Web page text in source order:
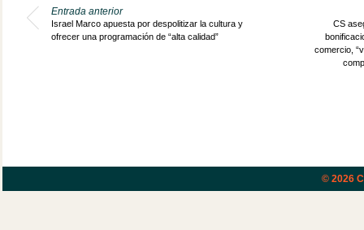
Entrada anterior
Israel Marco apuesta por despolitizar la cultura y
ofrecer una programación de “alta calidad”
CS
comercio,
© 2026